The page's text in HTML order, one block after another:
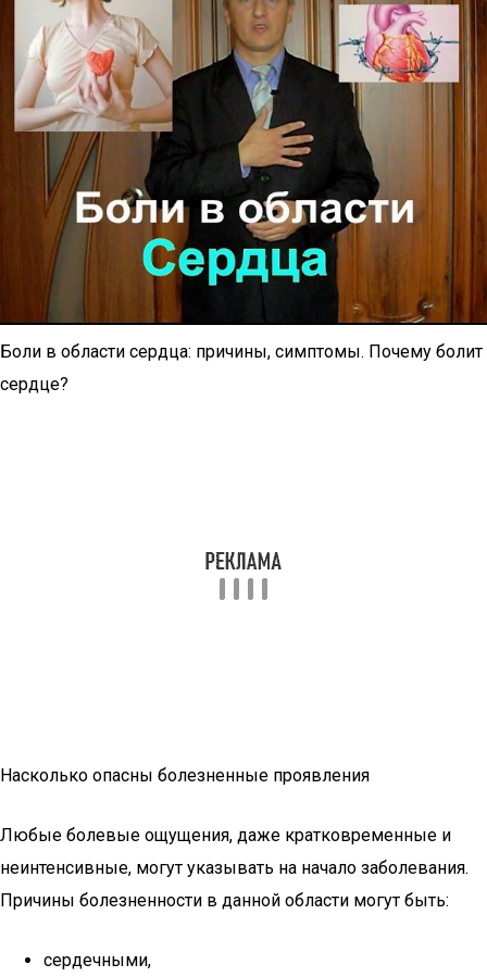
Боли в области сердца: причины, симптомы. Почему болит
сердце?
Насколько опасны болезненные проявления
Любые болевые ощущения, даже кратковременные и
неинтенсивные, могут указывать на начало заболевания.
Причины болезненности в данной области могут быть:
сердечными,